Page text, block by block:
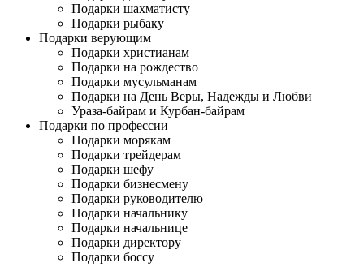
Подарки шахматисту
Подарки рыбаку
Подарки верующим
Подарки христианам
Подарки на рождество
Подарки мусульманам
Подарки на День Веры, Надежды и Любви
Ураза-байрам и Курбан-байрам
Подарки по профессии
Подарки морякам
Подарки трейдерам
Подарки шефу
Подарки бизнесмену
Подарки руководителю
Подарки начальнику
Подарки начальнице
Подарки директору
Подарки боссу